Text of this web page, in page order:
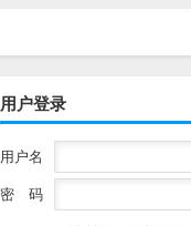
用户登录
用户名
密 码